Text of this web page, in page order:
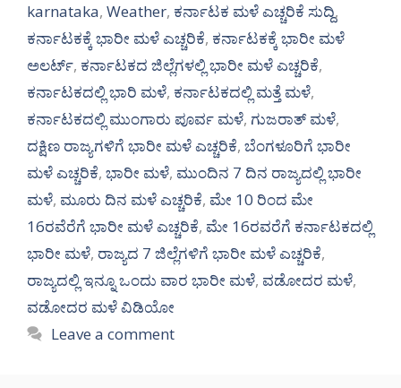
karnataka, Weather, ಕರ್ನಾಟಕ ಮಳೆ ಎಚ್ಚರಿಕೆ ಸುದ್ದಿ,
ಕರ್ನಾಟಕಕ್ಕೆ ಭಾರೀ ಮಳೆ ಎಚ್ಚರಿಕೆ, ಕರ್ನಾಟಕಕ್ಕೆ ಭಾರೀ ಮಳೆ
ಅಲರ್ಟ್‌, ಕರ್ನಾಟಕದ ಜಿಲ್ಲೆಗಳಲ್ಲಿ ಭಾರೀ ಮಳೆ ಎಚ್ಚರಿಕೆ,
ಕರ್ನಾಟಕದಲ್ಲಿ ಭಾರಿ ಮಳೆ, ಕರ್ನಾಟಕದಲ್ಲಿ ಮತ್ತೆ ಮಳೆ,
ಕರ್ನಾಟಕದಲ್ಲಿ ಮುಂಗಾರು ಪೂರ್ವ ಮಳೆ, ಗುಜರಾತ್ ಮಳೆ,
ದಕ್ಷಿಣ ರಾಜ್ಯಗಳಿಗೆ ಭಾರೀ ಮಳೆ ಎಚ್ಚರಿಕೆ, ಬೆಂಗಳೂರಿಗೆ ಭಾರೀ
ಮಳೆ ಎಚ್ಚರಿಕೆ, ಭಾರೀ ಮಳೆ, ಮುಂದಿನ 7 ದಿನ ರಾಜ್ಯದಲ್ಲಿ ಭಾರೀ
ಮಳೆ, ಮೂರು ದಿನ ಮಳೆ ಎಚ್ಚರಿಕೆ, ಮೇ 10 ರಿಂದ ಮೇ
16ರವೆರೆಗೆ ಭಾರೀ ಮಳೆ ಎಚ್ಚರಿಕೆ, ಮೇ 16ರವರೆಗೆ ಕರ್ನಾಟಕದಲ್ಲಿ
ಭಾರೀ ಮಳೆ, ರಾಜ್ಯದ 7 ಜಿಲ್ಲೆಗಳಿಗೆ ಭಾರೀ ಮಳೆ ಎಚ್ಚರಿಕೆ,
ರಾಜ್ಯದಲ್ಲಿ ಇನ್ನೂ ಒಂದು ವಾರ ಭಾರೀ ಮಳೆ, ವಡೋದರ ಮಳೆ,
ವಡೋದರ ಮಳೆ ವಿಡಿಯೋ
Leave a comment